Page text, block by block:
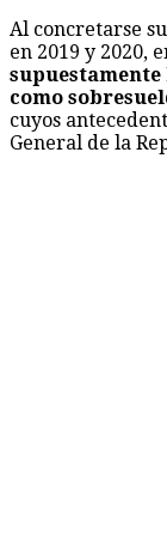
Al concretarse
en 2019 y 2020,
como
cuyos
General de la